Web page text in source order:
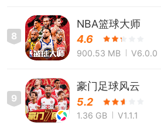
8
NBA篮球大师
4.6
900.53 MB V6.0.0
9
豪门足球风云
5.2
1.36 GB V1.1.1